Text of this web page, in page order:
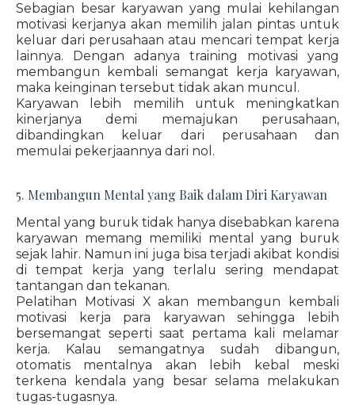
Sebagian besar karyawan yang mulai kehilangan
motivasi kerjanya akan memilih jalan pintas untuk
keluar dari perusahaan atau mencari tempat kerja
lainnya. Dengan adanya training motivasi yang
membangun kembali semangat kerja karyawan,
maka keinginan tersebut tidak akan muncul.
Karyawan lebih memilih untuk meningkatkan
kinerjanya demi memajukan perusahaan,
dibandingkan keluar dari perusahaan dan
memulai pekerjaannya dari nol.
5. Membangun Mental yang Baik dalam Diri Karyawan
Mental yang buruk tidak hanya disebabkan karena
karyawan memang memiliki mental yang buruk
sejak lahir. Namun ini juga bisa terjadi akibat kondisi
di tempat kerja yang terlalu sering mendapat
tantangan dan tekanan.
Pelatihan Motivasi X akan membangun kembali
motivasi kerja para karyawan sehingga lebih
bersemangat seperti saat pertama kali melamar
kerja. Kalau semangatnya sudah dibangun,
otomatis mentalnya akan lebih kebal meski
terkena kendala yang besar selama melakukan
tugas-tugasnya.